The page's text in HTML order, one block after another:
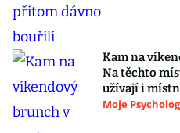
Kam na
Na těchto
užívají i
Moje